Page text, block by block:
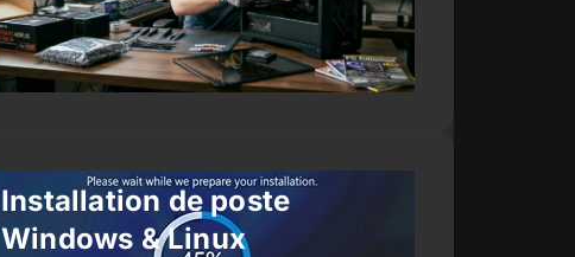
Installation de poste
Windows & Linux